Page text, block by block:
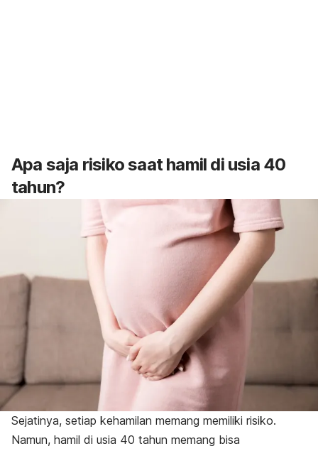
Apa saja risiko saat hamil di usia 40
tahun?
Sejatinya, setiap kehamilan memang memiliki risiko.
Namun, hamil di usia 40 tahun memang bisa